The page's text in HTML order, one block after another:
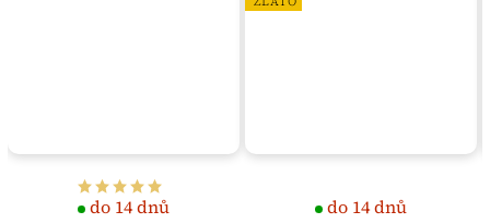
do 14 dnů do 14 dnů